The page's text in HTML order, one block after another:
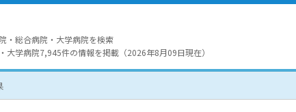
・総合病院・大学病院を検索
大学病院7,945件の情報を掲載（2026年8月09日現在）